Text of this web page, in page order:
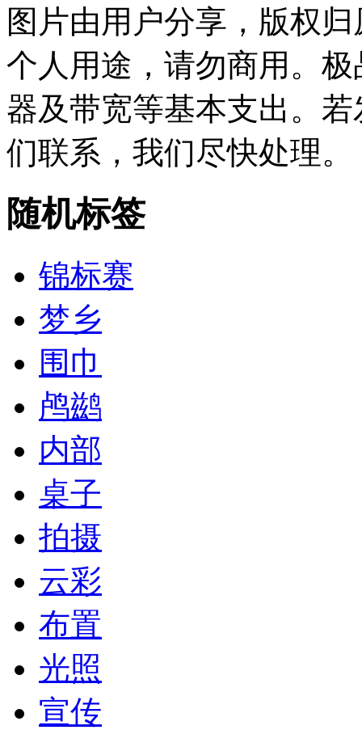
图片由用户分享，版权
个人用途，请勿商用。
器及带宽等基本支出。
们联系，我们尽快处理。
随机标签
锦标赛
梦乡
围巾
鸬鹚
内部
桌子
拍摄
云彩
布置
光照
宣传